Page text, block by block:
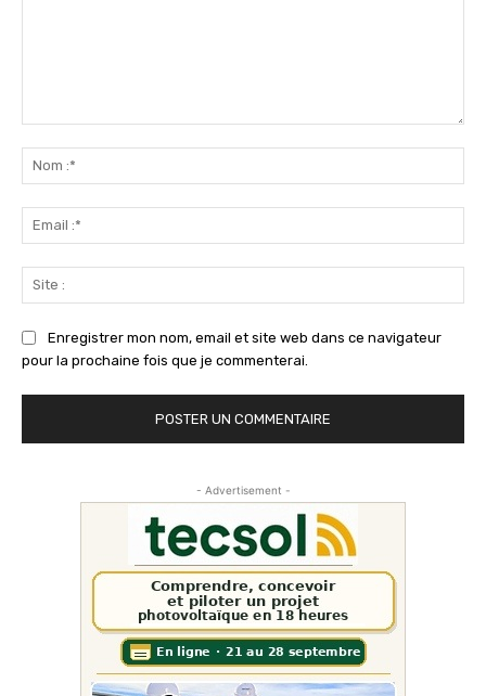
Enregistrer mon nom, email et site web dans ce navigateur
pour la prochaine fois que je commenterai.
- Advertisement -